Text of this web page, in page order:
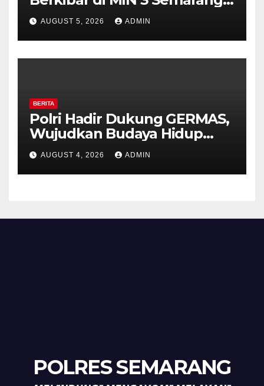
Bhabinkamtibmas Desa
Timpik Hadiri Peringatan
HUT ke-81 Kemerdekaan RI
AUGUST 5, 2026 ADMIN
BERITA
Polri Hadir Dukung GERMAS,
Wujudkan Budaya Hidup
Sehat di Kecamatan Pabelan
AUGUST 4, 2026 ADMIN
POLRES SEMARANG